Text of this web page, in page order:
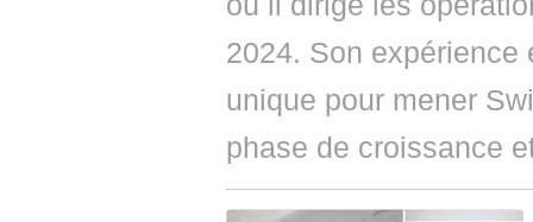
2024. Son
unique pour mener
phase de croissance